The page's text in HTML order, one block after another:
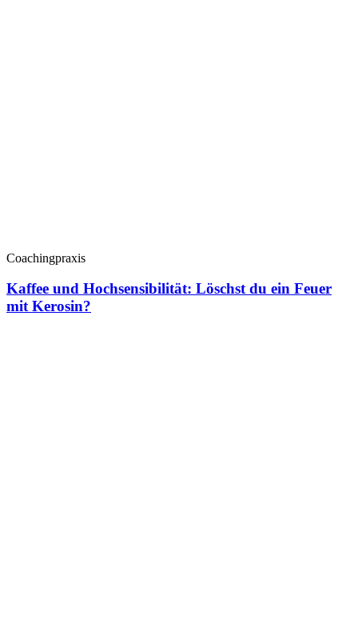
Coachingpraxis
Kaffee und Hochsensibilität: Löschst du ein Feuer
mit Kerosin?